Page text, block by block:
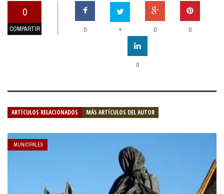
0
COMPARTIR 0 + 0 0
0
ARTÍCULOS RELACIONADOS MÁS ARTÍCULOS DEL AUTOR
MUNICIPALES